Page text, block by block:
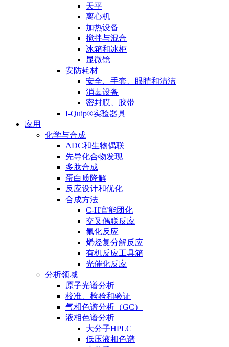
天平
离心机
加热设备
搅拌与混合
冰箱和冰柜
显微镜
安防耗材
安全、手套、眼睛和清洁
消毒设备
密封膜、胶带
I-Quip®️实验器具
应用
化学与合成
ADC和生物偶联
先导化合物发现
多肽合成
蛋白质降解
反应设计和优化
合成方法
C-H官能团化
交叉偶联反应
氟化反应
烯烃复分解反应
有机反应工具箱
光催化反应
分析领域
原子光谱分析
校准、检验和验证
气相色谱分析（GC）
液相色谱分析
大分子HPLC
低压液相色谱